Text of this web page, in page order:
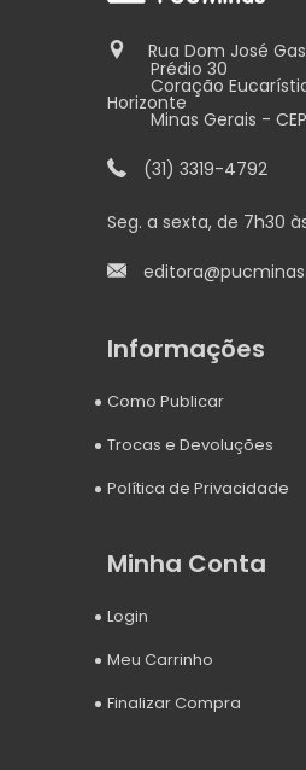
Rua Dom José
Prédio 30
Coração
Horizonte
Minas Gerais - CEP
(31) 3319-4792
Seg. a sexta, de 7h30
Informações
Como Publicar
Trocas e Devoluções
Política de Privacidade
Minha Conta
Login
Meu Carrinho
Finalizar Compra